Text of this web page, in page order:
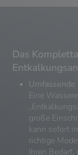
Das
Eine
große
kann sofort
richtige
Ihren